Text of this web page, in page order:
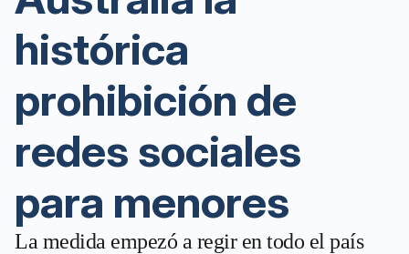
histórica
prohibición de
redes sociales
para menores
La medida empezó a regir en todo el país